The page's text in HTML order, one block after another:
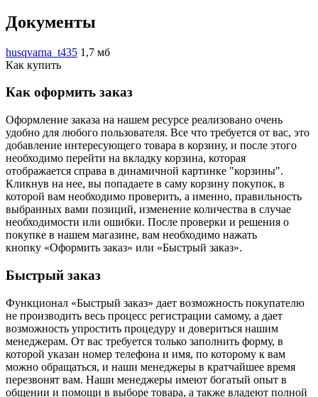
Документы
husqvarna_t435 1,7 мб
Как купить
Как оформить заказ
Оформление заказа на нашем ресурсе реализовано очень
удобно для любого пользователя. Все что требуется от вас, это
добавление интересующего товара в корзину, и после этого
необходимо перейти на вкладку корзина, которая
отображается справа в динамичной картинке "корзины".
Кликнув на нее, вы попадаете в саму корзину покупок, в
которой вам необходимо проверить, а именно, правильность
выбранных вами позиций, изменение количества в случае
необходимости или ошибки. После проверки и решения о
покупке в нашем магазине, вам необходимо нажать
кнопку «Оформить заказ» или «Быстрый заказ».
Быстрый заказ
Функционал «Быстрый заказ» дает возможность покупателю
не производить весь процесс регистрации самому, а дает
возможность упростить процедуру и довериться нашим
менеджерам. От вас требуется только заполнить форму, в
которой указан номер телефона и имя, по которому к вам
можно обращаться, и наши менеджеры в кратчайшее время
перезвонят вам. Наши менеджеры имеют богатый опыт в
общении и помощи в выборе товара, а также владеют полной